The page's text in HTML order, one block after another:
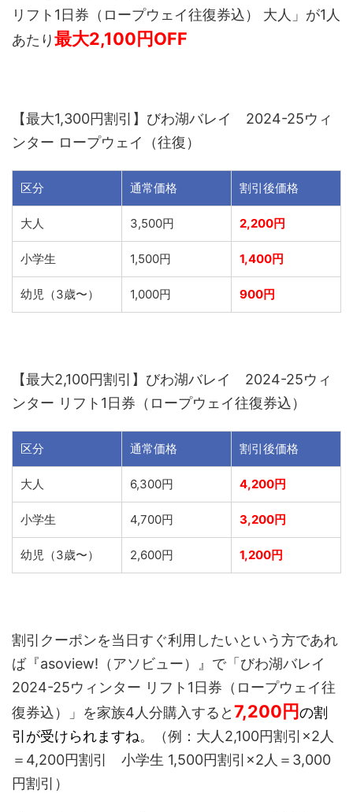
リフト1日券（ロープウェイ往復券込） 大人」が1人
あたり最大2,100円OFF
【最大1,300円割引】びわ湖バレイ 2024-25ウィ
ンター ロープウェイ（往復）
区分 通常価格 割引後価格
大人 3,500円 2,200円
小学生 1,500円 1,400円
幼児（3歳〜） 1,000円 900円
【最大2,100円割引】びわ湖バレイ 2024-25ウィ
ンター リフト1日券（ロープウェイ往復券込）
区分 通常価格 割引後価格
大人 6,300円 4,200円
小学生 4,700円 3,200円
幼児（3歳〜） 2,600円 1,200円
割引クーポンを当日すぐ利用したいという方であれ
ば『asoview!（アソビュー）』で「びわ湖バレイ
2024-25ウィンター リフト1日券（ロープウェイ往
復券込）」を家族4人分購入すると7,200円の割
引が受けられますね。（例：大人2,100円割引×2人
＝4,200円割引 小学生 1,500円割引×2人＝3,000
円割引）